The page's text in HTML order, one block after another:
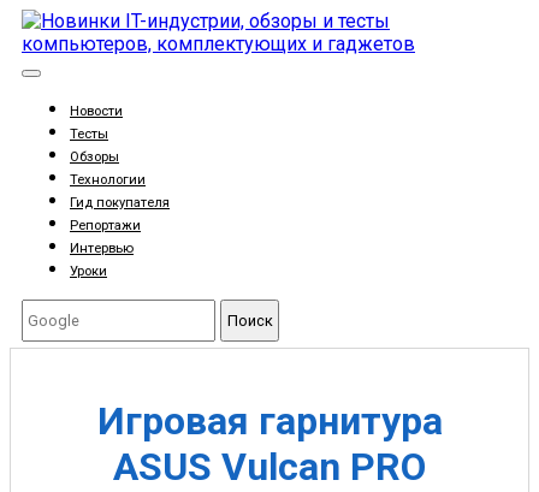
Новости
Тесты
Обзоры
Технологии
Гид покупателя
Репортажи
Интервью
Уроки
Поиск
Игровая гарнитура
ASUS Vulcan PRO